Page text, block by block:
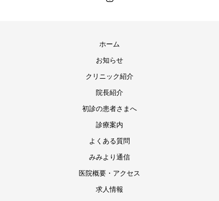
ホーム
お知らせ
クリニック紹介
院長紹介
初診の患者さまへ
診療案内
よくある質問
みみより通信
医院概要・アクセス
求人情報